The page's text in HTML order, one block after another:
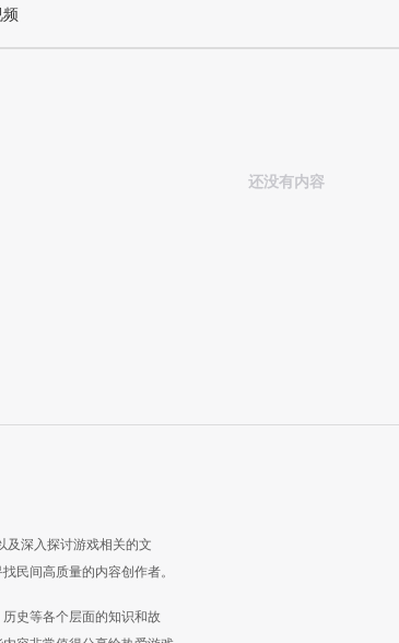
还没有内容
及深入探讨游戏相关的文
民间高质量的内容创作者。
史等各个层面的知识和故